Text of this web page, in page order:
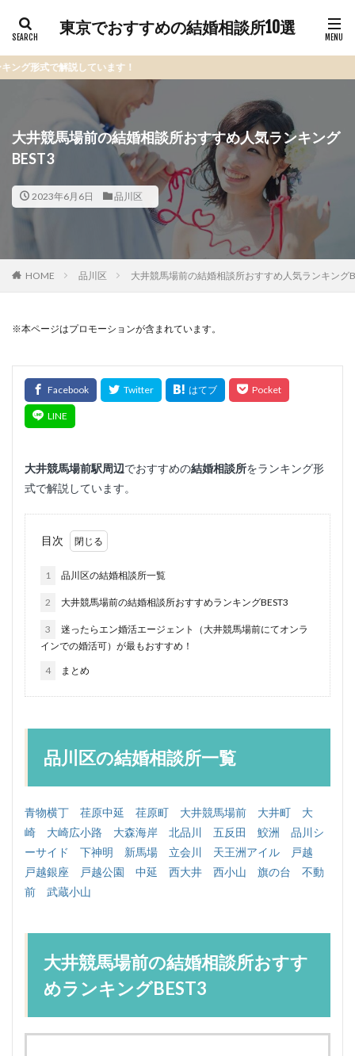
東京でおすすめの結婚相談所10選
ています！
大井競馬場前の結婚相談所おすすめ人気ランキング
BEST3
2023年6月6日 品川区
HOME 品川区 大井競馬場前の結婚相談所おすすめ人気ランキング
※本ページはプロモーションが含まれています。
大井競馬場前駅周辺でおすすめの結婚相談所をランキング形
式で解説しています。
目次
1 品川区の結婚相談所一覧
2 大井競馬場前の結婚相談所おすすめランキングBEST3
3
迷ったらエン婚活エージェント（大井競馬場前にてオンラ
インでの婚活可）が最もおすすめ！
4 まとめ
品川区の結婚相談所一覧
青物横丁 荏原中延 荏原町 大井競馬場前 大井町
大
崎
大崎広小路 大森海岸 北品川 五反田 鮫洲
品川シ
ーサイド
下神明 新馬場 立会川 天王洲アイル
戸越
戸越銀座
戸越公園 中延 西大井 西小山 旗の台
不動
前
武蔵小山
大井競馬場前の結婚相談所おすす
めランキングBEST3